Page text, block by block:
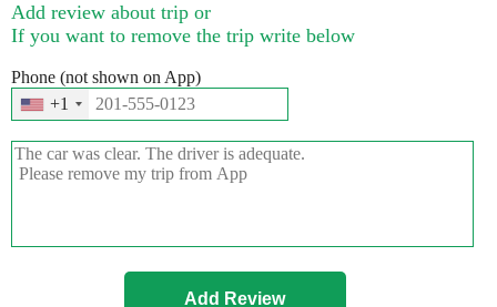
Add review about trip or
If you want to remove the trip write below
Phone (not shown on App)
+1